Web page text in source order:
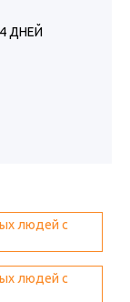
ДНЕЙ
людей с
людей с